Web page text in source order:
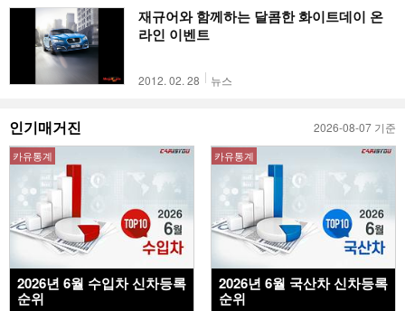
재규어와 함께하는 달콤한 화이트데이 온
라인 이벤트
2012. 02. 28 뉴스
인기매거진 2026-08-07 기준
카유통계
2026년 6월 수입차 신차등록
순위
카유통계
2026년 6월 국산차 신차등록
순위